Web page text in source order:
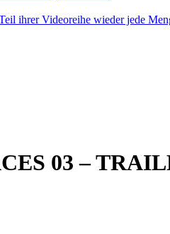
ihrer Videoreihe wieder jede
03 –